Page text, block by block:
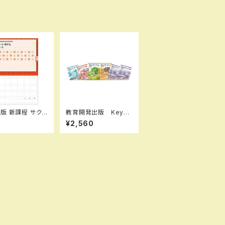
クシ
A 完成ノート
性質 新品 問
体のみ 別冊解
教育開発出版 Keyワ
ーク（キーワーク）＋ K
eyテスト（キーテスト）2
冊セット 公民（ご選択
¥2,560